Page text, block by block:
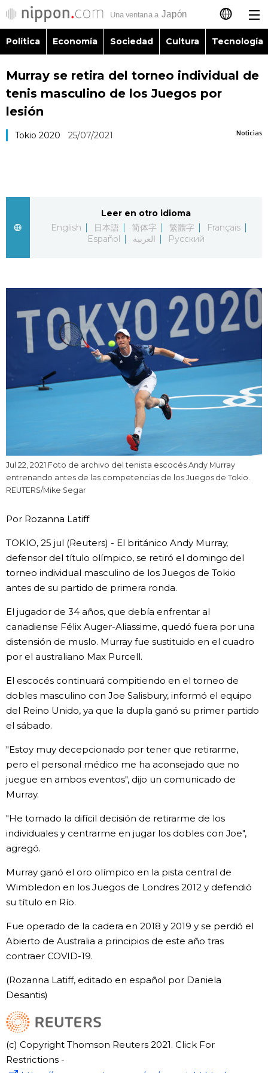
日本語
English
Русский
Política
Vida
Guía de Japón
Vídeos e imágenes
En profundidad
Noticias
Datos de Japón
Fragmentos de Japón
Gente
Blog
Tokio
Avisos
official SNS
Política Economía Sociedad Cultura Tecnología
Murray se retira del torneo individual de
tenis masculino de los Juegos por
lesión
Noticias
Tokio 2020 25/07/2021
Leer en otro idioma
English
日本語 简体字 繁體字
Français
Español
العربية Русский
Jul 22, 2021 Foto de archivo del tenista escocés Andy Murray
entrenando antes de las competencias de los Juegos de Tokio.
REUTERS/Mike Segar
Por Rozanna Latiff
TOKIO, 25 jul (Reuters) - El británico Andy Murray,
defensor del título olímpico, se retiró el domingo del
torneo individual masculino de los Juegos de Tokio
antes de su partido de primera ronda.
El jugador de 34 años, que debía enfrentar al
canadiense Félix Auger-Aliassime, quedó fuera por una
distensión de muslo. Murray fue sustituido en el cuadro
por el australiano Max Purcell.
El escocés continuará compitiendo en el torneo de
dobles masculino con Joe Salisbury, informó el equipo
del Reino Unido, ya que la dupla ganó su primer partido
el sábado.
"Estoy muy decepcionado por tener que retirarme,
pero el personal médico me ha aconsejado que no
juegue en ambos eventos", dijo un comunicado de
Murray.
"He tomado la difícil decisión de retirarme de los
individuales y centrarme en jugar los dobles con Joe",
agregó.
Murray ganó el oro olímpico en la pista central de
Wimbledon en los Juegos de Londres 2012 y defendió
su título en Río.
Fue operado de la cadera en 2018 y 2019 y se perdió el
Abierto de Australia a principios de este año tras
contraer COVID-19.
(Rozanna Latiff, editado en español por Daniela
Desantis)
(c) Copyright Thomson Reuters 2021. Click For
Restrictions -